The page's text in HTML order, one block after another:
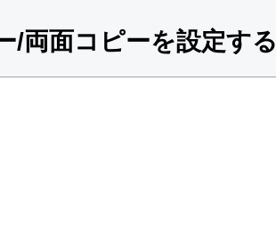
/両面コピーを設定する